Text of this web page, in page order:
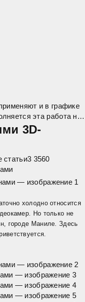
и в графике
эта работа не
заднем плане и
3D-
статьи3 3560
холодно относится
Но только не
городе Маниле. Здесь